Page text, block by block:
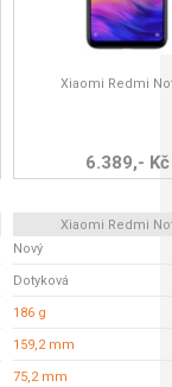
Xiaomi Redmi
6.389,- Kč
Xiaomi Redmi
Nový
Dotyková
186 g
159,2 mm
75,2 mm